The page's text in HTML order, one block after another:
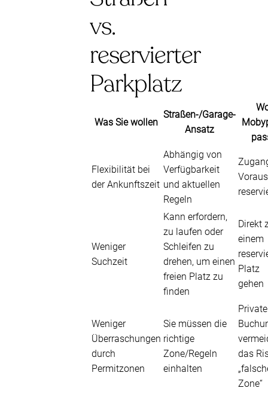
vs.
reservierter
Parkplatz
Was Sie wollen
Straßen-/Garage-
Ansatz
Flexibilität bei
der Ankunftszeit
Abhängig von
Verfügbarkeit
und aktuellen
Regeln
Voraus
Weniger
Suchzeit
Kann erfordern,
zu laufen oder
Schleifen zu
drehen, um einen
freien Platz zu
finden
Direkt
einem
Platz
gehen
Weniger
Überraschungen
durch
Permitzonen
Sie müssen die
richtige
Zone/Regeln
einhalten
Private
das
Zone“